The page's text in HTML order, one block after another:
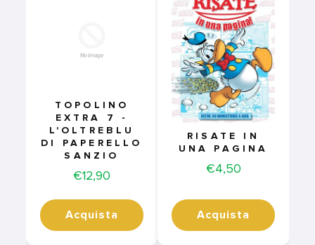
TOPOLINO
EXTRA 7 -
L'OLTREBLU
DI PAPERELLO
SANZIO
Price
€12,90
Acquista
RISATE IN
UNA PAGINA
Price
€4,50
Acquista